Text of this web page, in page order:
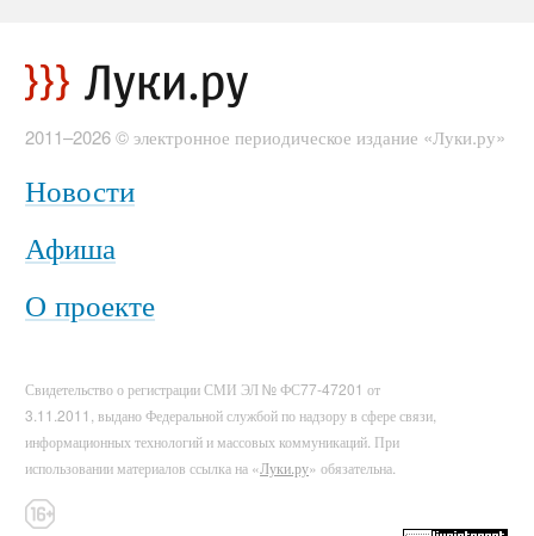
2011–2026 © электронное периодическое издание «Луки.ру»
Новости
Афиша
О проекте
Свидетельство о регистрации СМИ ЭЛ № ФС77-47201 от
3.11.2011, выдано Федеральной службой по надзору в сфере связи,
информационных технологий и массовых коммуникаций. При
использовании материалов ссылка на «Луки.ру» обязательна.